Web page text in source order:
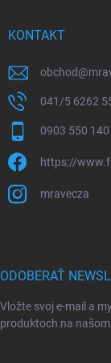
KONTAKT
obchod@
041/5 6262
0903 550 140
https://
mravecza
ODOBERAŤ
Vložte svoj e-mail a
produktoch na našom